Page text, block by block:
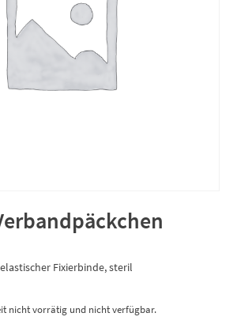
Fixierbinde, steril
nicht vorrätig und nicht verfügbar.